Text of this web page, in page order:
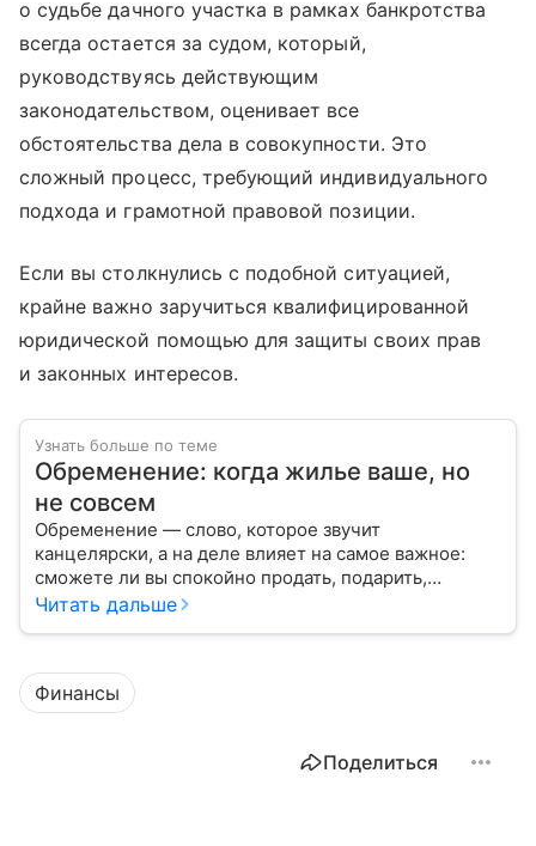
о судьбе дачного участка в рамках банкротства
всегда остается за судом, который,
руководствуясь действующим
законодательством, оценивает все
обстоятельства дела в совокупности. Это
сложный процесс, требующий индивидуального
подхода и грамотной правовой позиции.
Если вы столкнулись с подобной ситуацией,
крайне важно заручиться квалифицированной
юридической помощью для защиты своих прав
и законных интересов.
Узнать больше по теме
Обременение: когда жилье ваше, но
не совсем
Обременение — слово, которое звучит
канцелярски, а на деле влияет на самое важное:
сможете ли вы спокойно продать, подарить,
заложить или даже иногда нормально пользоваться
Читать дальше
Финансы
Поделиться